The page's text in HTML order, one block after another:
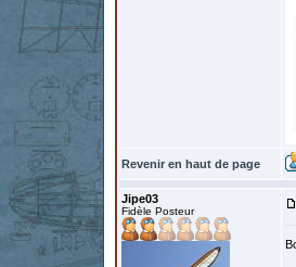
Revenir en haut de page
Jipe03
Fidèle Posteur